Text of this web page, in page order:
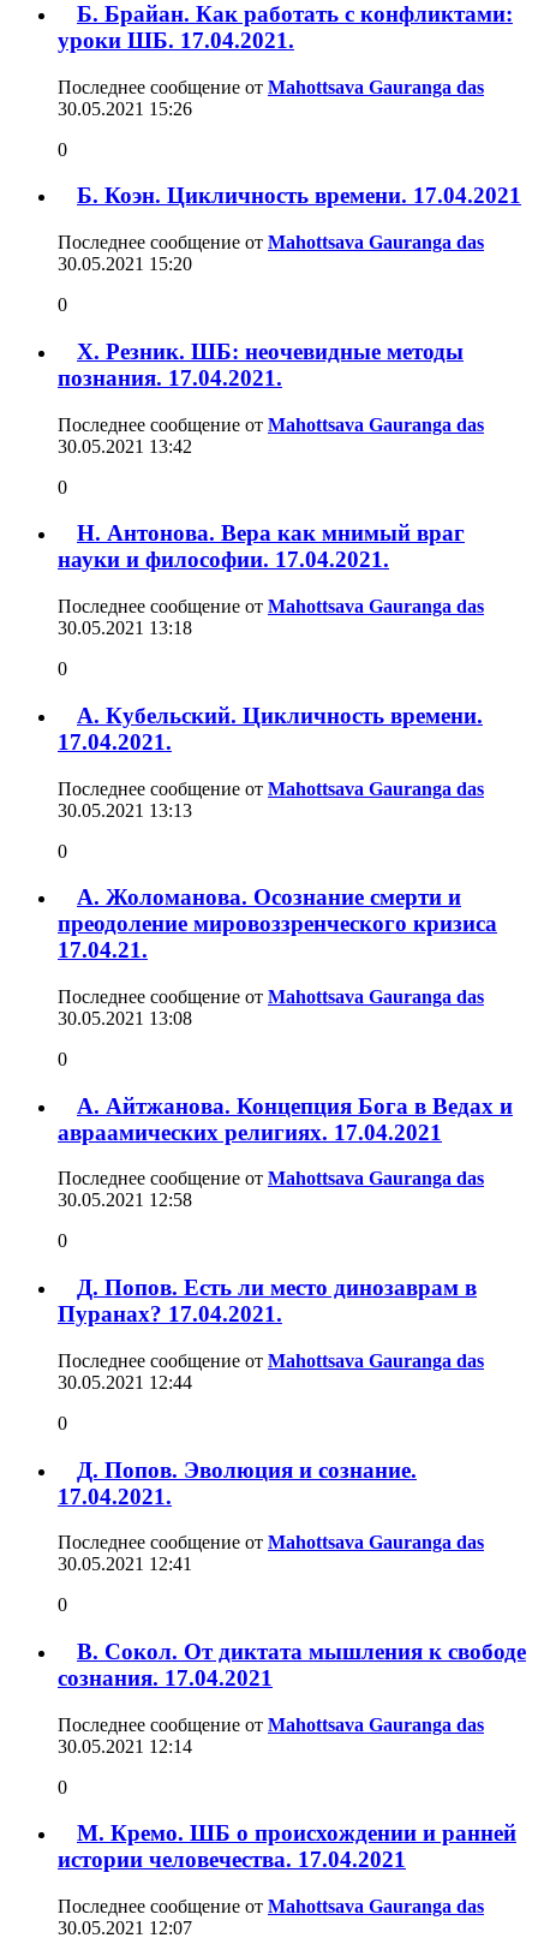
Б. Брайан. Как работать с конфликтами:
уроки ШБ. 17.04.2021.
Последнее сообщение от Mahottsava Gauranga das
30.05.2021 15:26
0
Б. Коэн. Цикличность времени. 17.04.2021
Последнее сообщение от Mahottsava Gauranga das
30.05.2021 15:20
0
Х. Резник. ШБ: неочевидные методы
познания. 17.04.2021.
Последнее сообщение от Mahottsava Gauranga das
30.05.2021 13:42
0
Н. Антонова. Вера как мнимый враг
науки и философии. 17.04.2021.
Последнее сообщение от Mahottsava Gauranga das
30.05.2021 13:18
0
А. Кубельский. Цикличность времени.
17.04.2021.
Последнее сообщение от Mahottsava Gauranga das
30.05.2021 13:13
0
А. Жоломанова. Осознание смерти и
преодоление мировоззренческого кризиса
17.04.21.
Последнее сообщение от Mahottsava Gauranga das
30.05.2021 13:08
0
А. Айтжанова. Концепция Бога в Ведах и
авраамических религиях. 17.04.2021
Последнее сообщение от Mahottsava Gauranga das
30.05.2021 12:58
0
Д. Попов. Есть ли место динозаврам в
Пуранах? 17.04.2021.
Последнее сообщение от Mahottsava Gauranga das
30.05.2021 12:44
0
Д. Попов. Эволюция и сознание.
17.04.2021.
Последнее сообщение от Mahottsava Gauranga das
30.05.2021 12:41
0
В. Сокол. От диктата мышления к свободе
сознания. 17.04.2021
Последнее сообщение от Mahottsava Gauranga das
30.05.2021 12:14
0
М. Кремо. ШБ о происхождении и ранней
истории человечества. 17.04.2021
Последнее сообщение от Mahottsava Gauranga das
30.05.2021 12:07